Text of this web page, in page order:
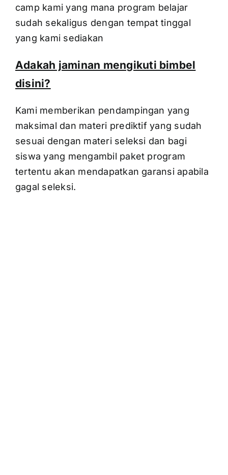
camp kami yang mana program belajar
sudah sekaligus dengan tempat tinggal
yang kami sediakan
Adakah jaminan mengikuti bimbel
disini?
Kami memberikan pendampingan yang
maksimal dan materi prediktif yang sudah
sesuai dengan materi seleksi dan bagi
siswa yang mengambil paket program
tertentu akan mendapatkan garansi apabila
gagal seleksi.